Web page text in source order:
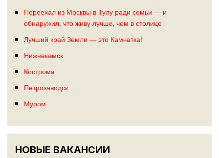
Переехал из Москвы в Тулу ради семьи — и
обнаружил, что живу лучше, чем в столице
Лучший край Земли — это Камчатка!
Нижнекамск
Кострома
Петрозаводск
Муром
НОВЫЕ ВАКАНСИИ